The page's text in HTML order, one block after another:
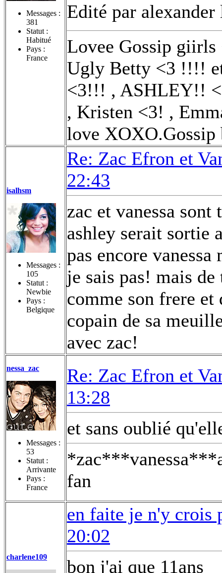
Messages :
381
Statut :
Habitué
Pays :
France
Edité par
Lovee Gossip
Ugly Betty <3 !!!!
<3!!! , ASHLEY!!
, Kristen <3! ,
love
isalhsm
Messages :
105
Statut :
Newbie
Pays :
Belgique
Re: Zac Efron et
22:43
zac et vanessa
ashley serait sortie
pas encore
je sais pas! mais
comme son frere
copain de sa
avec zac!
nessa_zac
Messages :
53
Statut :
Arrivante
Pays :
France
Re: Zac Efron et
13:28
et sans oublié
fan
charlene109
en faite je n'y crois
20:02
bon j'ai que 11ans